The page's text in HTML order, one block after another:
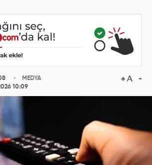
10:09
MEDYA